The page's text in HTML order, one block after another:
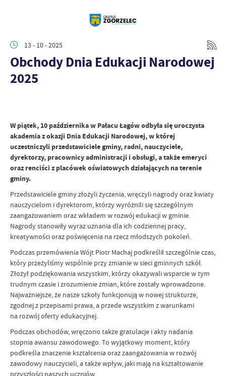
13 - 10 - 2025
Obchody Dnia Edukacji Narodowej
2025
W piątek, 10 października w Pałacu Łagów odbyła się uroczysta
akademia z okazji Dnia Edukacji Narodowej, w której
uczestniczyli przedstawiciele gminy, radni, nauczyciele,
dyrektorzy, pracownicy administracji i obsługi, a także emeryci
oraz renciści z placówek oświatowych działających na terenie
gminy.
Przedstawiciele gminy złożyli życzenia, wręczyli nagrody oraz kwiaty
nauczycielom i dyrektorom, którzy wyróżnili się szczególnym
zaangażowaniem oraz wkładem w rozwój edukacji w gminie.
Nagrody stanowiły wyraz uznania dla ich codziennej pracy,
kreatywności oraz poświęcenia na rzecz młodszych pokoleń.
Podczas przemówienia Wójt Piotr Machaj podkreślił szczególnie czas,
który przeżyliśmy wspólnie przy zmianie w sieci gminnych szkół.
Złożył podziękowania wszystkim, którzy okazywali wsparcie w tym
trudnym czasie i zrozumienie zmian, które zostały wprowadzone.
Najważniejsze, że nasze szkoły funkcjonują w nowej strukturze,
zgodnej z przepisami prawa, a przede wszystkim z warunkami
na rozwój oferty edukacyjnej.
Podczas obchodów, wręczono także gratulacje i akty nadania
stopnia awansu zawodowego. To wyjątkowy moment, który
podkreśla znaczenie kształcenia oraz zaangażowania w rozwój
zawodowy nauczycieli, a także wpływ, jaki mają na kształtowanie
przyszłości naszych uczniów.